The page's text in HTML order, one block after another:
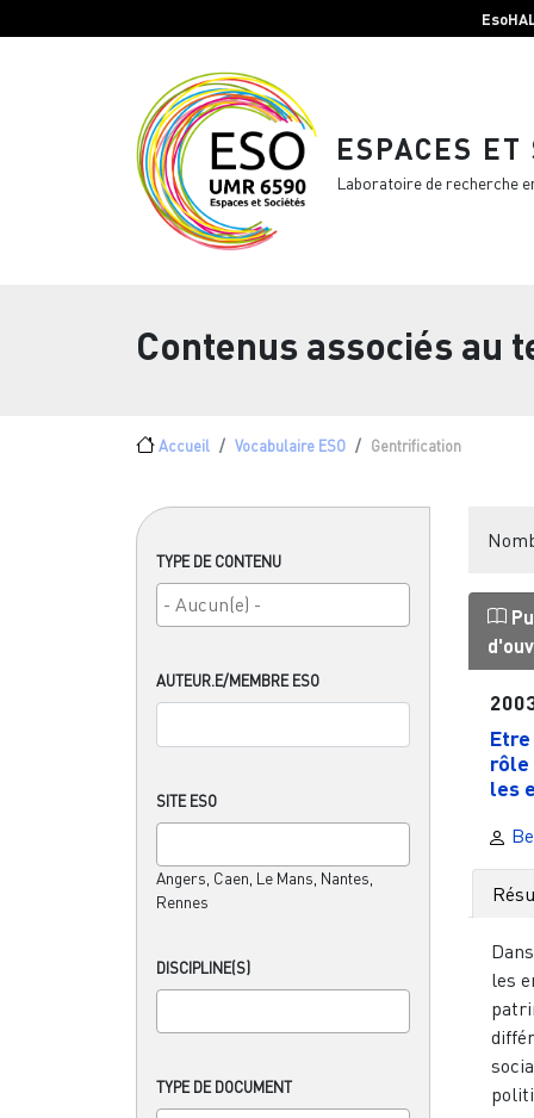
ESPACES ET
Laboratoire de recherche
Contenus associés au
Fil d'Ariane
Accueil Vocabulaire ESO Gentrification
TYPE DE CONTENU
AUTEUR.E/MEMBRE ESO
SITE ESO
Angers, Caen, Le Mans, Nantes,
Rennes
DISCIPLINE(S)
TYPE DE DOCUMENT
rôle
les
les